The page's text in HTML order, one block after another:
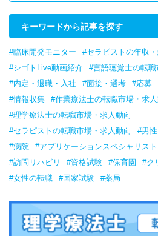
キーワードから記事を探す
#臨床開発モニター #セラピストの年収
#シゴトLive動画紹介
#言語聴覚士の転
#内定・退職・入社
#面接・選考 #応募
#情報収集
#作業療法士の転職市場・求人
#理学療法士の転職市場・求人動向
#セラピストの転職市場・求人動向
#男性
#病院
#アプリケーションスペシャリスト
#訪問リハビリ
#資格試験 #保育園 #ク
#女性の転職
#国家試験 #薬局